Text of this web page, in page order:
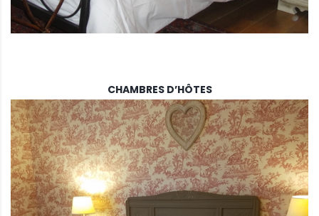
CHAMBRES D’HÔTES